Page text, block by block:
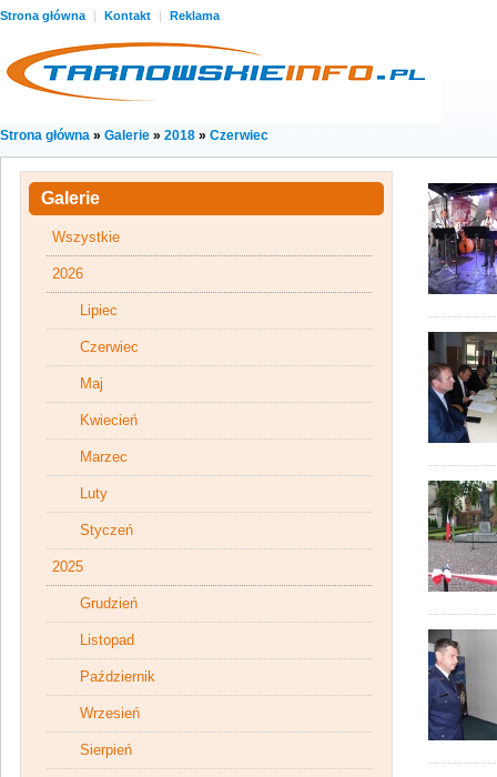
Strona główna | Kontakt | Reklama
Strona główna » Galerie » 2018 » Czerwiec
Galerie
Wszystkie
2026
Lipiec
Czerwiec
Maj
Kwiecień
Marzec
Luty
Styczeń
2025
Grudzień
Listopad
Październik
Wrzesień
Sierpień